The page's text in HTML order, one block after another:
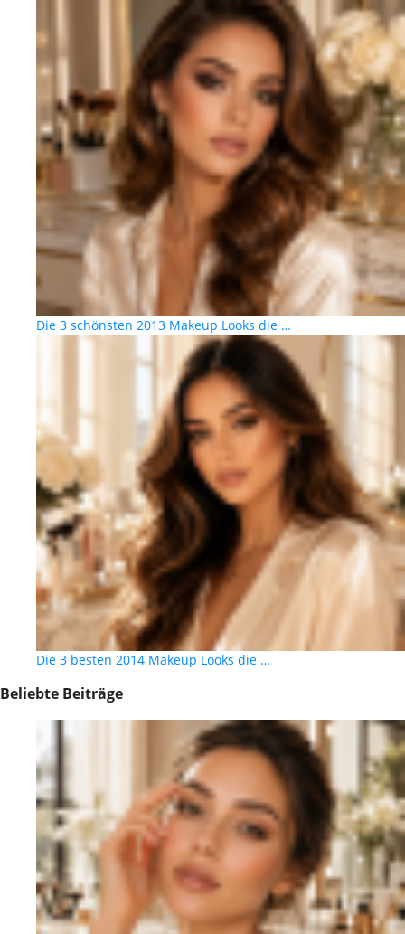
Die 3 schönsten 2013 Makeup Looks die …
Die 3 besten 2014 Makeup Looks die …
Beliebte Beiträge